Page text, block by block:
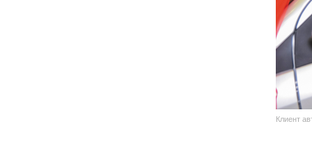
Клиент